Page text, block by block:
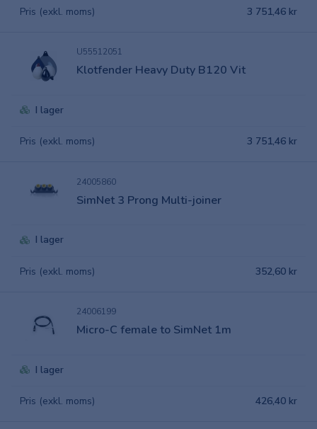
Pris (exkl. moms) 3 751,46 kr
U55512051
Klotfender Heavy Duty B120 Vit
I lager
Pris (exkl. moms) 3 751,46 kr
24005860
SimNet 3 Prong Multi-joiner
I lager
Pris (exkl. moms) 352,60 kr
24006199
Micro-C female to SimNet 1m
I lager
Pris (exkl. moms) 426,40 kr